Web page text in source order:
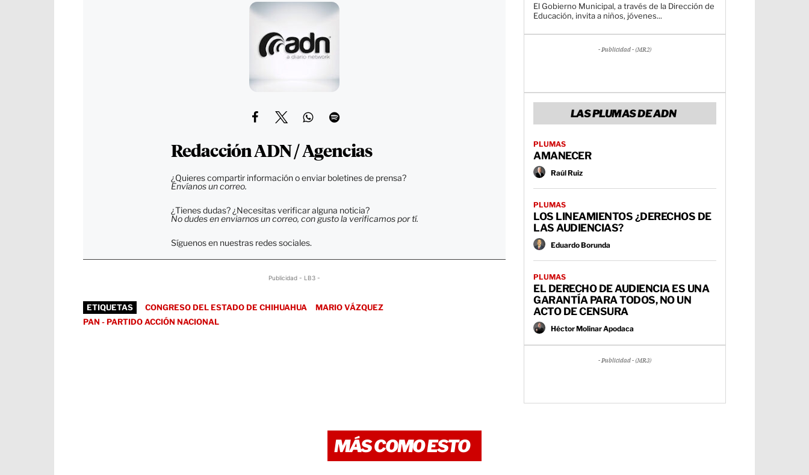
Redacción ADN / Agencias
¿Quieres compartir información o enviar boletines de prensa?
Envíanos un correo.
¿Tienes dudas? ¿Necesitas verificar alguna noticia?
No dudes en enviarnos un correo, con gusto la verificamos por tí.
Síguenos en nuestras redes sociales.
Publicidad - LB3 -
ETIQUETAS CONGRESO DEL ESTADO DE CHIHUAHUA
MARIO VÁZQUEZ
PAN - PARTIDO ACCIÓN NACIONAL
El Gobierno Municipal, a través de la Dirección de
Educación, invita a niños, jóvenes...
- Publicidad - (MR2)
LAS PLUMAS DE ADN
PLUMAS
AMANECER
Raúl Ruiz
PLUMAS
LOS LINEAMIENTOS ¿DERECHOS DE
LAS AUDIENCIAS?
Eduardo Borunda
PLUMAS
EL DERECHO DE AUDIENCIA ES UNA
GARANTÍA PARA TODOS, NO UN
ACTO DE CENSURA
Héctor Molinar Apodaca
- Publicidad - (MR3)
MÁS COMO ESTO